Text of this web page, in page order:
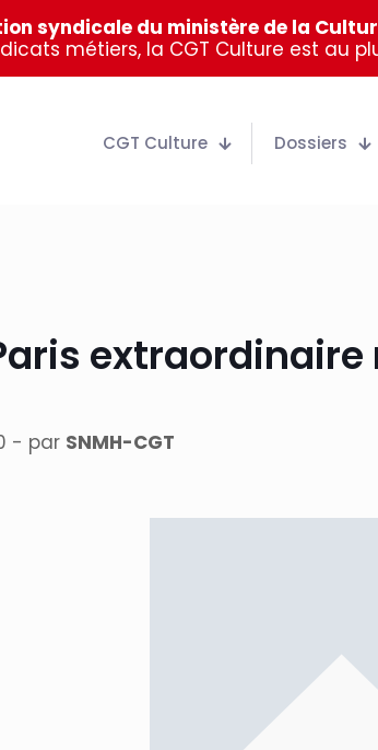
syndicale du ministère de la
métiers, la CGT Culture est au
CGT Culture Dossiers
- par SNMH-CGT